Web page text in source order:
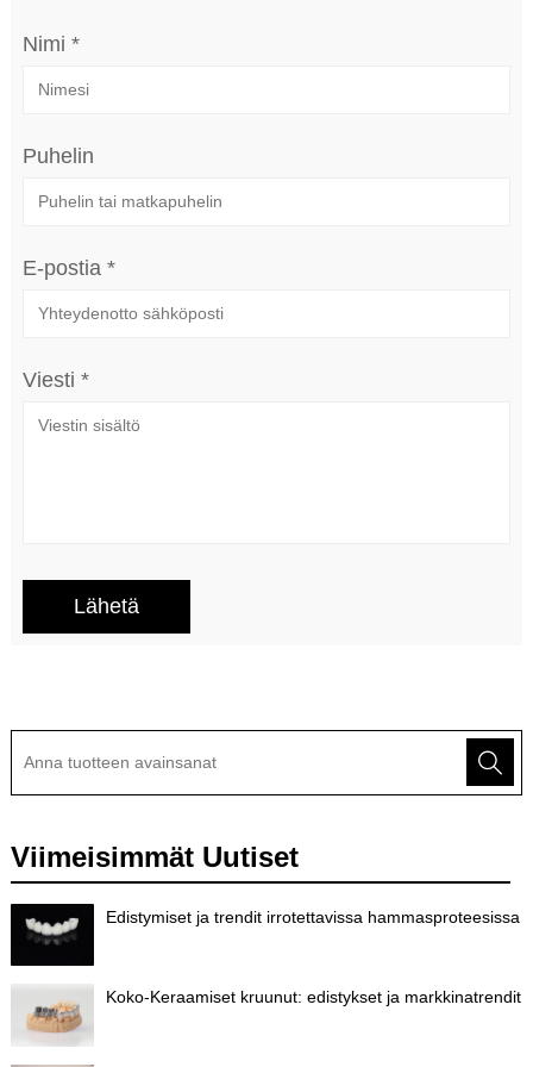
Nimi *
Puhelin
E-postia *
Viesti *
Viimeisimmät Uutiset
Edistymiset ja trendit irrotettavissa hammasproteesissa
Koko-Keraamiset kruunut: edistykset ja markkinatrendit